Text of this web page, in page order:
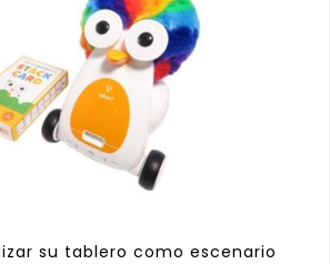
su tablero como escenario